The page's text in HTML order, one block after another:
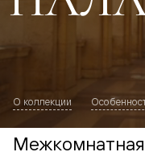
О коллекции